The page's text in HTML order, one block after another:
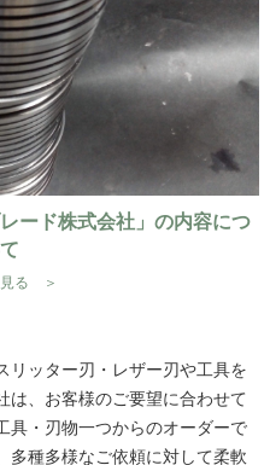
ード株式会社」の内容につ
見る ＞
リッター刃・レザー刃や工具を
は、お客様のご要望に合わせて
具・刃物一つからのオーダーで
多種多様なご依頼に対して柔軟